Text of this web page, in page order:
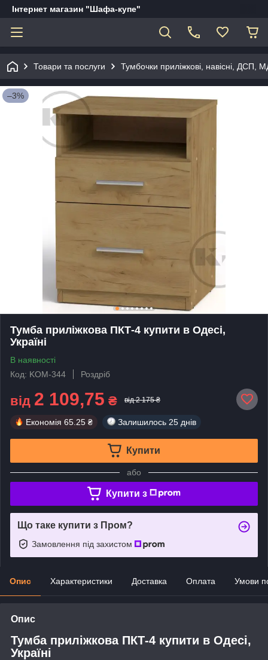
Інтернет магазин "Шафа-купе"
Товари та послуги Тумбочки приліжкові, навісні,
–3%
Тумба приліжкова ПКТ-4 купити в Одесі,
Україні
В наявності
Код: KOM-344
Роздріб
від 2 109,75 ₴ від 2 175 ₴
Економія 65.25 ₴ Залишилось 25 днів
Купити
або
Купити з
Що таке купити з Пром?
Замовлення під захистом
Опис Характеристики Доставка Оплата Умови
Опис
Тумба приліжкова ПКТ-4 купити в Одесі,
Україні